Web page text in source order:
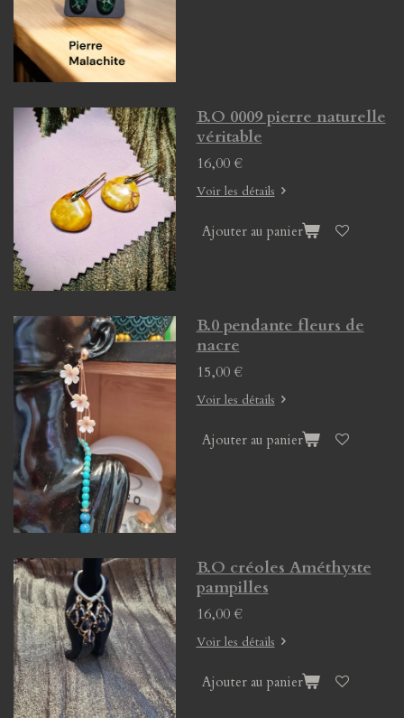
B.O 0009 pierre naturelle
véritable
16,00 €
Voir les détails
Ajouter au panier
B.0 pendante fleurs de
nacre
15,00 €
Voir les détails
Ajouter au panier
B.O créoles Améthyste
pampilles
16,00 €
Voir les détails
Ajouter au panier